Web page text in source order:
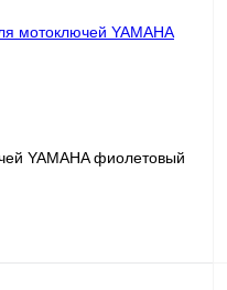
наличии
YAMAHA фиолетовый